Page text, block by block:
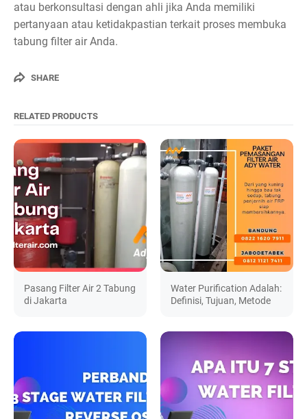
atau berkonsultasi dengan ahli jika Anda memiliki
pertanyaan atau ketidakpastian terkait proses membuka
tabung filter air Anda.
SHARE
RELATED PRODUCTS
Pasang Filter Air 2 Tabung
di Jakarta
Water Purification Adalah:
Definisi, Tujuan, Metode